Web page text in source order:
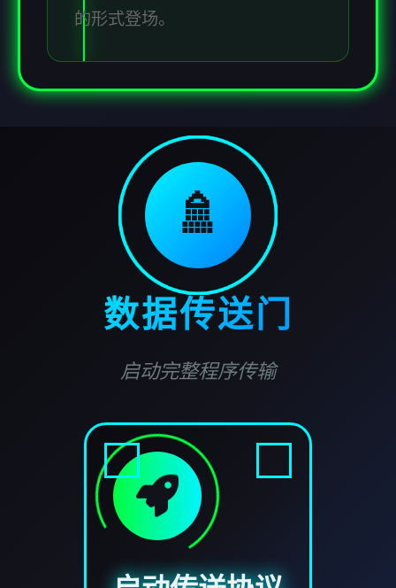
的形式登场。
🚿
数据传送门
启动完整程序传输